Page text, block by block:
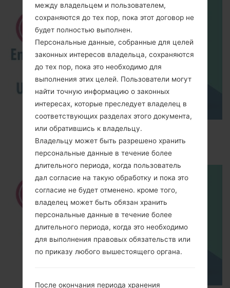
How to Enable Developer Options & USB
Debugging on LG ?
между владельцем и пользователем,
сохраняются до тех пор, пока этот договор не
будет полностью выполнен.
Персональные данные, собранные для целей
законных интересов владельца, сохраняются
до тех пор, пока это необходимо для
выполнения этих целей. Пользователи могут
найти точную информацию о законных
интересах, которые преследует владелец в
соответствующих разделах этого документа,
или обратившись к владельцу.
Владельцу может быть разрешено хранить
персональные данные в течение более
длительного периода, когда пользователь
дал согласие на такую обработку и пока это
согласие не будет отменено. кроме того,
владелец может быть обязан хранить
персональные данные в течение более
длительного периода, когда это необходимо
для выполнения правовых обязательств или
по приказу любого вышестоящего органа.
После окончания периода хранения